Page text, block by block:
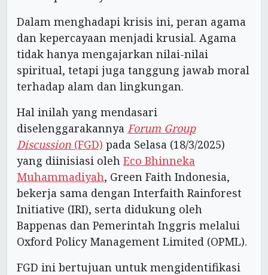
Dalam menghadapi krisis ini, peran agama
dan kepercayaan menjadi krusial. Agama
tidak hanya mengajarkan nilai-nilai
spiritual, tetapi juga tanggung jawab moral
terhadap alam dan lingkungan.
Hal inilah yang mendasari
diselenggarakannya Forum Group
Discussion (FGD) pada Selasa (18/3/2025)
yang diinisiasi oleh Eco Bhinneka
Muhammadiyah, Green Faith Indonesia,
bekerja sama dengan Interfaith Rainforest
Initiative (IRI), serta didukung oleh
Bappenas dan Pemerintah Inggris melalui
Oxford Policy Management Limited (OPML).
FGD ini bertujuan untuk mengidentifikasi